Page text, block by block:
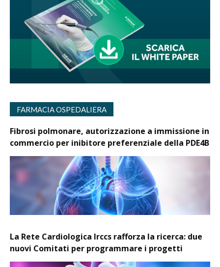
FARMACIA OSPEDALIERA
Fibrosi polmonare, autorizzazione a immissione in
commercio per inibitore preferenziale della PDE4B
La Rete Cardiologica Irccs rafforza la ricerca: due
nuovi Comitati per programmare i progetti